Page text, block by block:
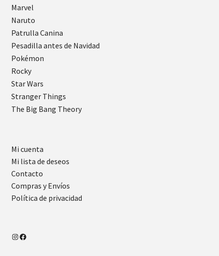
Marvel
Naruto
Patrulla Canina
Pesadilla antes de Navidad
Pokémon
Rocky
Star Wars
Stranger Things
The Big Bang Theory
Mi cuenta
Mi lista de deseos
Contacto
Compras y Envíos
Política de privacidad